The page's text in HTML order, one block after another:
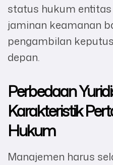
status hukum
jaminan keamanan
pengambilan
depan.
Perbedaan
Karakteristik
Hukum
Manajemen harus